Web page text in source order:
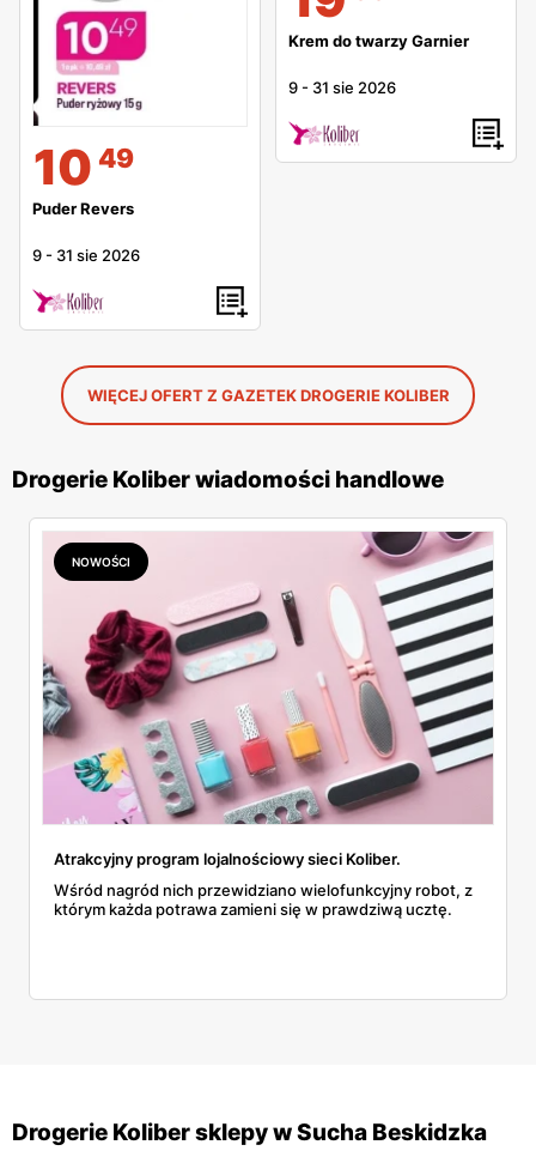
10 49
Puder Revers
9 - 31 sie 2026
Krem do twarzy Garnier
9 - 31 sie 2026
WIĘCEJ OFERT Z GAZETEK DROGERIE KOLIBER
Drogerie Koliber wiadomości handlowe
NOWOŚCI
Atrakcyjny program lojalnościowy sieci Koliber.
Wśród nagród nich przewidziano wielofunkcyjny robot, z
którym każda potrawa zamieni się w prawdziwą ucztę.
Drogerie Koliber sklepy w Sucha Beskidzka